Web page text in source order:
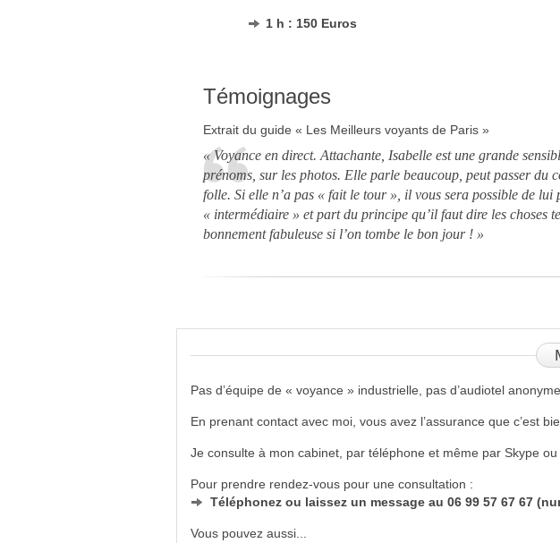
1 h : 150 Euros
Témoignages
Extrait du guide « Les Meilleurs voyants de Paris »
« Voyance en direct. Attachante, Isabelle est une grande
prénoms, sur les photos. Elle parle beaucoup, peut passer du
folle. Si elle n’a pas « fait le tour », il vous sera possible de
« intermédiaire » et part du principe qu’il faut dire les choses
bonnement fabuleuse si l’on tombe le bon jour ! »
Pas d’équipe de « voyance » industrielle, pas d’audiotel
En prenant contact avec moi, vous avez l’assurance que c’est
Je consulte à mon cabinet, par téléphone et même par Skype
Pour prendre rendez-vous pour une consultation :
Téléphonez ou laissez un message au 06 99 57 67 67
Vous pouvez aussi...